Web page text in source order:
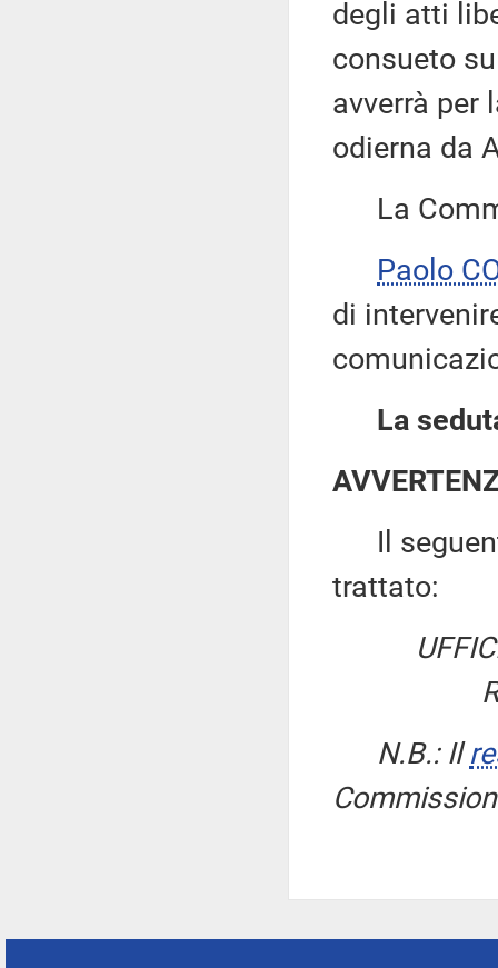
degli atti
consueto
avverrà per
odierna da
La
Paolo
di
La
Il
trattato:
N.B.: Il